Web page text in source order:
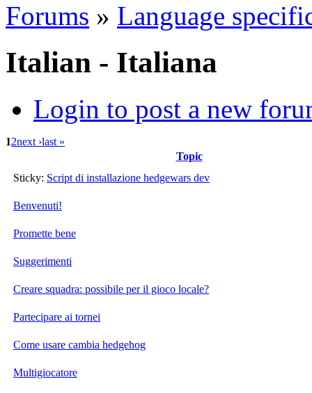
Forums » Language
Italian - Italiana
Login to post a new
12next ›last »
Topic
Sticky: Script di installazione hedgewars dev
Benvenuti!
Promette bene
Suggerimenti
Creare squadra: possibile per il gioco locale?
Partecipare ai tornei
Come usare cambia hedgehog
Multigiocatore